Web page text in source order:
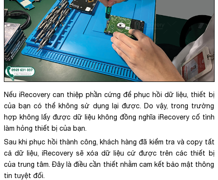
Nếu iRecovery can thiệp phần cứng để phục hồi dữ liệu, thiết bị
của bạn có thể không sử dụng lại được. Do vậy, trong trường
hợp không lấy được dữ liệu không đồng nghĩa iRecovery cố tình
làm hỏng thiết bị của bạn.
Sau khi phục hồi thành công, khách hàng đã kiểm tra và copy tất
cả dữ liệu, iRecovery sẽ xóa dữ liệu cứ được trên các thiết bị
của trung tâm. Đây là điều cần thiết nhằm cam kết bảo mật thông
tin tuyệt đối.